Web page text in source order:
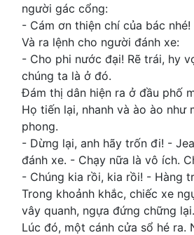
người gác cổng:
- Cám ơn thiện chí của bác nhé!
Và ra lệnh cho người đánh xe:
- Cho phi nước đại! Rẽ trái, hy
chúng ta là ở đó.
Đám thị dân hiện ra ở đầu phố
Họ tiến lại, nhanh và ào ào như
phong.
- Dừng lại, anh hãy trốn đi! -
đánh xe. - Chạy nữa là vô ích.
- Chúng kia rồi, kia rồi! - Hàng
Trong khoảnh khắc, chiếc xe
vây quanh, ngựa đứng chững lại.
Lúc đó, một cánh cửa sổ hé ra.